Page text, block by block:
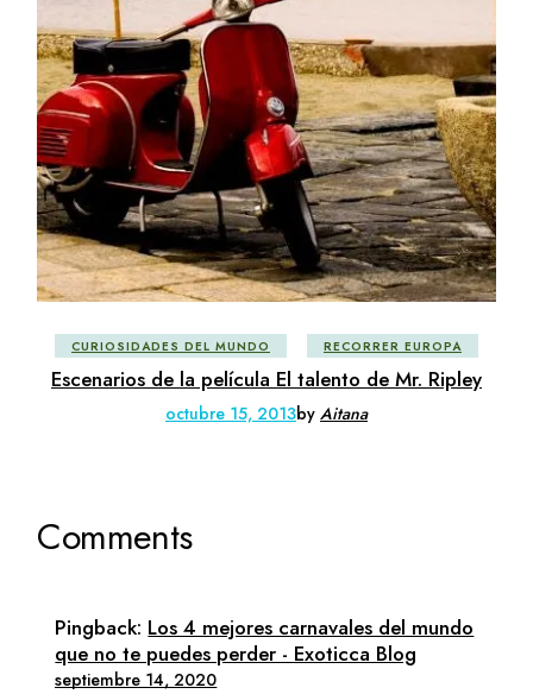
CURIOSIDADES DEL MUNDO RECORRER EUROPA
Escenarios de la película El talento de Mr. Ripley
octubre 15, 2013by Aitana
Comments
Pingback: Los 4 mejores carnavales del mundo
que no te puedes perder - Exoticca Blog
septiembre 14, 2020